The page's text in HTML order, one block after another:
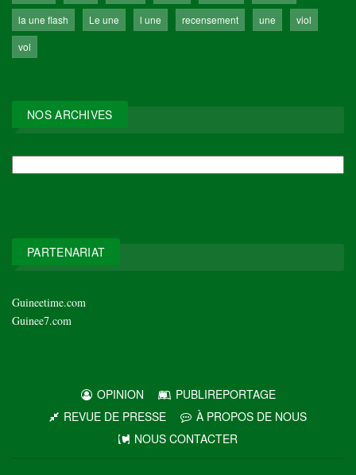
la une flash
Le une l une recensement une
viol
vol
NOS ARCHIVES
PARTENARIAT
Guineetime.com
Guinee7.com
OPINION
PUBLIREPORTAGE
REVUE DE PRESSE
À PROPOS DE NOUS
NOUS CONTACTER